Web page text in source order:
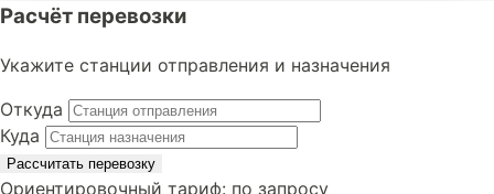
Расчёт перевозки
Укажите станции отправления и назначения
Откуда
Куда
Рассчитать перевозку
Ориентировочный тариф: по запросу